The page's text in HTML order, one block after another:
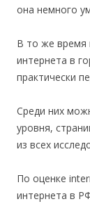
она немного
В то же время
интернета в
практически
Среди них
уровня,
из всех
По оценке
интернета в